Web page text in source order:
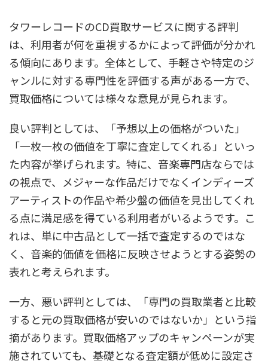
タワーレコードのCD買取サービスに関する評判
は、利用者が何を重視するかによって評価が分かれ
る傾向にあります。全体として、手軽さや特定のジ
ャンルに対する専門性を評価する声がある一方で、
買取価格については様々な意見が見られます。
良い評判としては、「予想以上の価格がついた」
「一枚一枚の価値を丁寧に査定してくれる」といっ
た内容が挙げられます。特に、音楽専門店ならでは
の視点で、メジャーな作品だけでなくインディーズ
アーティストの作品や希少盤の価値を見出してくれ
る点に満足感を得ている利用者がいるようです。こ
れは、単に中古品として一括で査定するのではな
く、音楽的価値を価格に反映させようとする姿勢の
表れと考えられます。
一方、悪い評判としては、「専門の買取業者と比較
すると元の買取価格が安いのではないか」という指
摘があります。買取価格アップのキャンペーンが実
施されていても、基礎となる査定額が低めに設定さ